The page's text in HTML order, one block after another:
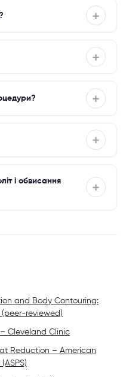
і обвисання
and Body Contouring:
reviewed)
– Cleveland Clinic
Reduction – American